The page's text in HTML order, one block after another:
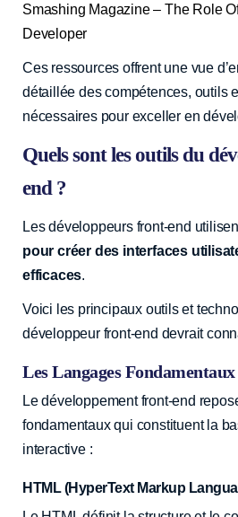
Smashing Magazine – The Role
Developer
Ces ressources offrent une vue
détaillée des compétences, outils
nécessaires pour exceller en
Quels sont les outils du
end ?
Les développeurs front-end
pour créer des interfaces
efficaces.
Voici les principaux outils et
développeur front-end devrait
Les Langages Fondamentaux
Le développement front-end
fondamentaux qui constituent la
interactive :
HTML (HyperText Markup